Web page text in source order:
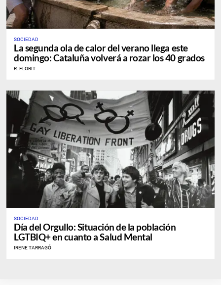
SOCIEDAD
La segunda ola de calor del verano llega este
domingo: Cataluña volverá a rozar los 40 grados
R. FLORIT
SOCIEDAD
Día del Orgullo: Situación de la población
LGTBIQ+ en cuanto a Salud Mental
IRENE TARRAGÓ